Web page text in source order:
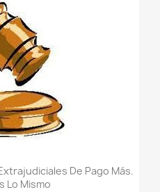
De Pago Más.
Lo Mismo